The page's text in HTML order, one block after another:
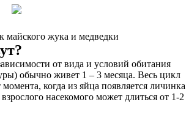
майского жука и медведки
от вида и условий обитания
обычно живет 1 – 3 месяца. Весь цикл
момента, когда из яйца появляется личинка
насекомого может длиться от 1-2